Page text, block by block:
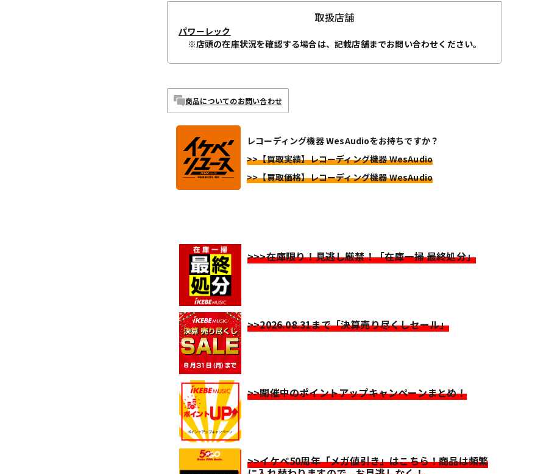
取扱店舗
パワーレック
※店頭の在庫状況を確認する場合は、記載店舗までお問い合わせください。
商品についてのお問い合わせ
レコーディング機器 WesAudioをお持ちですか？
>>【買取実績】レコーディング機器 WesAudio
>>【買取価格】レコーディング機器 WesAudio
>>>在庫限り！見逃し厳禁！「在庫一掃 最終処分」
>>2026.08.31まで「決算売り尽くしセール」
>>開催中のポイントアップキャンペーンまとめ！
>>イケベ50周年「メガ値引き」はこちら！商品は頻繁